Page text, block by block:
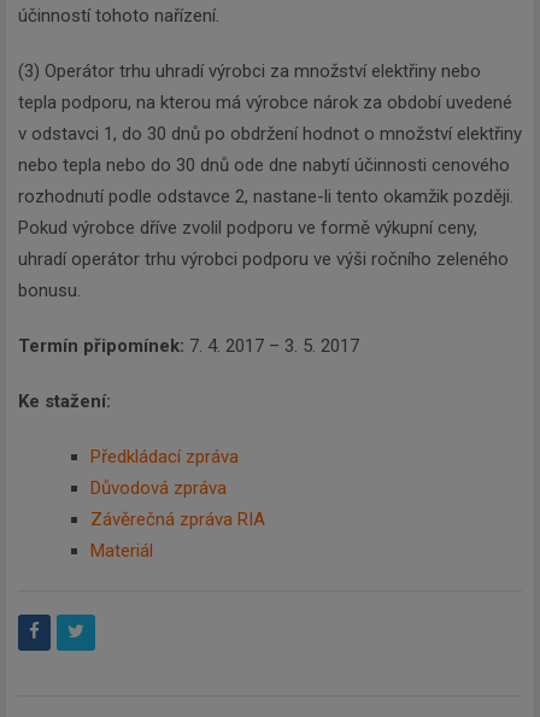
účinností tohoto nařízení.
(3) Operátor trhu uhradí výrobci za množství elektřiny nebo
tepla podporu, na kterou má výrobce nárok za období uvedené
v odstavci 1, do 30 dnů po obdržení hodnot o množství elektřiny
nebo tepla nebo do 30 dnů ode dne nabytí účinnosti cenového
rozhodnutí podle odstavce 2, nastane-li tento okamžik později.
Pokud výrobce dříve zvolil podporu ve formě výkupní ceny,
uhradí operátor trhu výrobci podporu ve výši ročního zeleného
bonusu.
Termín připomínek: 7. 4. 2017 – 3. 5. 2017
Ke stažení:
Předkládací zpráva
Důvodová zpráva
Závěrečná zpráva RIA
Materiál